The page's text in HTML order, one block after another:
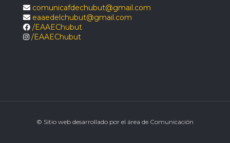
comunicafdechubut@gmail.com
eaaedelchubut@gmail.com
/EAAEChubut
/EAAEChubut
© Sitio web desarrollado por el área de Comunicación